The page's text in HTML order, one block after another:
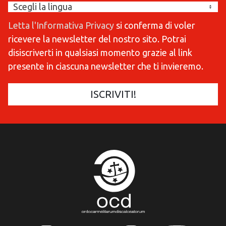
Letta l'Informativa Privacy si conferma di voler
ricevere la newsletter del nostro sito. Potrai
disiscriverti in qualsiasi momento grazie al link
presente in ciascuna newsletter che ti invieremo.